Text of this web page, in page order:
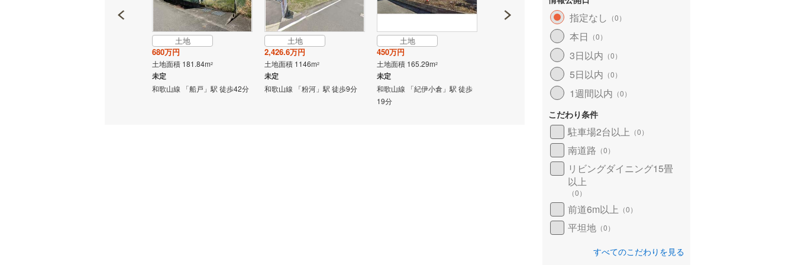
土地
680万円
土地面積 181.84m2
未定
和歌山線 「船戸」駅 徒歩42分
土地
2,426.6万円
土地面積 1146m2
未定
和歌山線 「粉河」駅 徒歩9分
土地
450万円
土地面積 165.29m2
未定
和歌山線 「紀伊小倉」駅 徒歩
19分
2
和歌山線 「高野口」駅 徒歩10
80万円
土地面積 111.76m
未定
和歌山線 「下井阪」駅 徒歩46
分
指定なし （0）
本日 （0）
3日以内 （0）
5日以内 （0）
1週間以内 （0）
こだわり条件
駐車場2台以上 （0）
南道路 （0）
リビングダイニング15畳
以上
（0）
前道6m以上 （0）
平坦地 （0）
すべてのこだわりを見る